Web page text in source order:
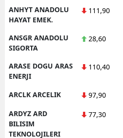
ANHYT ANADOLU
HAYAT EMEK.
111,90
ANSGR ANADOLU
SIGORTA
28,60
ARASE DOGU ARAS
ENERJI
110,40
ARCLK ARCELIK 97,90
ARDYZ ARD
BILISIM
TEKNOLOJILERI
77,30